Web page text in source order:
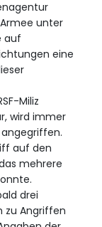
unter
auf
eine
Miliz
wird immer
auf den
mehrere
drei
zu Angriffen